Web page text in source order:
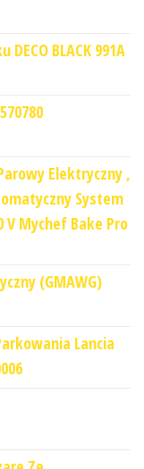
BLACK 991A
Elektryczny ,
System
V Mychef Bake Pro
(GMAWG)
Lancia